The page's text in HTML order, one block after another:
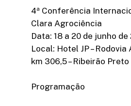
4ª Conferência
Clara Agrociência
Data: 18 a 20 de junho de
Local: Hotel JP –
km 306,5 – Ribeirão Preto
Programação